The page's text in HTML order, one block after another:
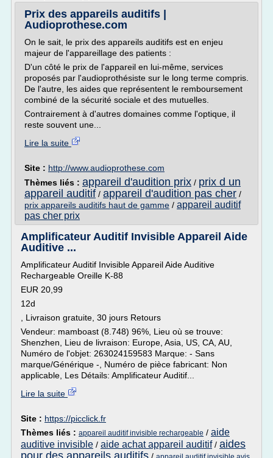
Prix des appareils auditifs |
Audioprothese.com
On le sait, le prix des appareils auditifs est en enjeu
majeur de l'appareillage des patients :
D'un côté le prix de l'appareil en lui-même, services
proposés par l'audioprothésiste sur le long terme compris.
De l'autre, les aides que représentent le remboursement
combiné de la sécurité sociale et des mutuelles.
Contrairement à d'autres domaines comme l'optique, il
reste souvent une...
Lire la suite
Site : http://www.audioprothese.com
Thèmes liés : appareil d'audition prix / prix d un
appareil auditif / appareil d'audition pas cher /
prix appareils auditifs haut de gamme / appareil auditif
pas cher prix
Amplificateur Auditif Invisible Appareil Aide
Auditive ...
Amplificateur Auditif Invisible Appareil Aide Auditive
Rechargeable Oreille K-88
EUR 20,99
12d
, Livraison gratuite, 30 jours Retours
Vendeur: mamboast (8.748) 96%, Lieu où se trouve:
Shenzhen, Lieu de livraison: Europe, Asia, US, CA, AU,
Numéro de l'objet: 263024159583 Marque: - Sans
marque/Générique -, Numéro de pièce fabricant: Non
applicable, Les Détails: Amplificateur Auditif...
Lire la suite
Site : https://picclick.fr
Thèmes liés : appareil auditif invisible rechargeable / aide
auditive invisible / aide achat appareil auditif/ aides
pour des appareils auditifs